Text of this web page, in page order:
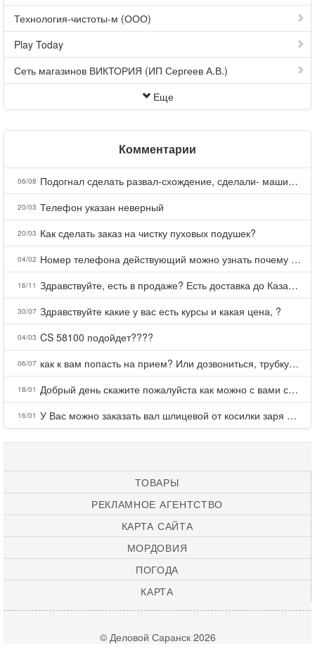
Технология-чистоты-м (ООО)
Play Today
Сеть магазинов ВИКТОРИЯ (ИП Сергеев А.В.)
Еще
Комментарии
06/08 Подогнал сделать развал-схождение, сделали- машина уходит на право и колеса проверил все хорошо с атмосферами ужас как можно делать авто, не ужели не берегут свою репутацию, не советую.
20/03 Телефон указан неверный
20/03 Как сделать заказ на чистку пуховых подушек?
04/02 Номер телефона действующий можно узнать почему номер неправельный
16/11 Здравствуйте, есть в продаже? Есть доставка до Казани?
30/07 Здравствуйте какие у вас есть курсы и какая цена, ?
04/03 CS 58100 подойдет????
06/07 как к вам попасть на прием? Или дозвониться, трубку не берете.
18/01 Добрый день скажите пожалуйста как можно с вами связаться . Телефон не отвечает .Заказала кухню в тц Хороший есть претензии а менеджер контактов не дает .Что делать?
16/01 У Вас можно заказать вал шлицевой от косилки заря для мтз, который соединяет мотоблок с косилкой.?
ТОВАРЫ
РЕКЛАМНОЕ АГЕНТСТВО
КАРТА САЙТА
МОРДОВИЯ
ПОГОДА
КАРТА
© Деловой Саранск 2026